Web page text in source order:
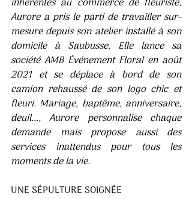
Aurore a pris le parti de travailler sur-
mesure depuis son atelier installé à son
domicile à Saubusse. Elle lance sa
société AMB Événement Floral en août
2021 et se déplace à bord de son
camion rehaussé de son logo chic et
fleuri. Mariage, baptême, anniversaire,
deuil..., Aurore personnalise chaque
demande mais propose aussi des
services inattendus pour tous les
moments de la vie.
UNE SÉPULTURE SOIGNÉE